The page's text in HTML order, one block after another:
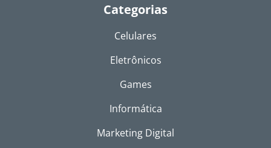
Categorias
Celulares
Eletrônicos
Games
Informática
Marketing Digital